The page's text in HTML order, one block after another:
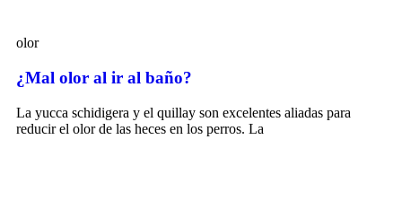
olor
¿Mal olor al ir al baño?
La yucca schidigera y el quillay son excelentes aliadas para
reducir el olor de las heces en los perros. La